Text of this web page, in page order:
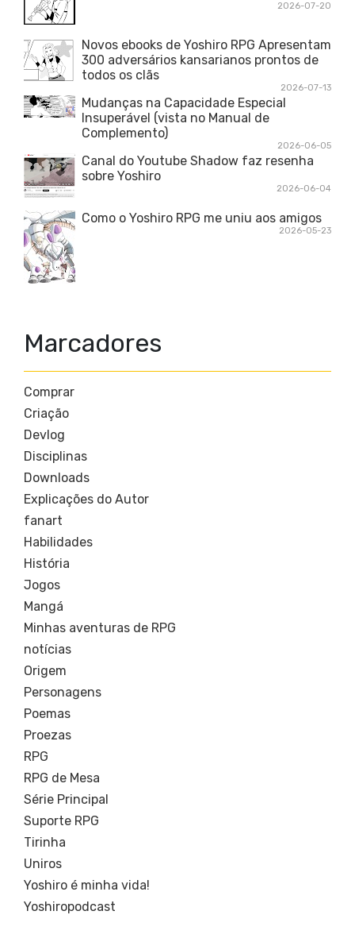
2026-07-20
Novos ebooks de Yoshiro RPG Apresentam
300 adversários kansarianos prontos de
todos os clãs
2026-07-13
Mudanças na Capacidade Especial
Insuperável (vista no Manual de
Complemento)
2026-06-05
Canal do Youtube Shadow faz resenha
sobre Yoshiro
2026-06-04
Como o Yoshiro RPG me uniu aos amigos
2026-05-23
Marcadores
Comprar
Criação
Devlog
Disciplinas
Downloads
Explicações do Autor
fanart
Habilidades
História
Jogos
Mangá
Minhas aventuras de RPG
notícias
Origem
Personagens
Poemas
Proezas
RPG
RPG de Mesa
Série Principal
Suporte RPG
Tirinha
Uniros
Yoshiro é minha vida!
Yoshiropodcast